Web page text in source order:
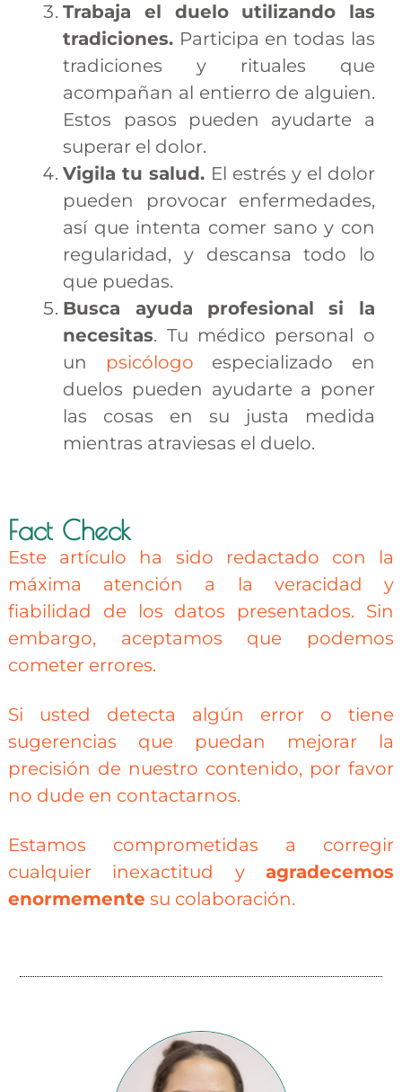
Trabaja el duelo utilizando las
tradiciones. Participa en todas las
tradiciones y rituales que
acompañan al entierro de alguien.
Estos pasos pueden ayudarte a
superar el dolor.
Vigila tu salud. El estrés y el dolor
pueden provocar enfermedades,
así que intenta comer sano y con
regularidad, y descansa todo lo
que puedas.
Busca ayuda profesional si la
necesitas. Tu médico personal o
un
psicólogo especializado en
duelos pueden ayudarte a poner
las cosas en su justa medida
mientras atraviesas el duelo.
Fact Check
Este artículo ha sido redactado con la
máxima atención a la veracidad y
fiabilidad de los datos presentados. Sin
embargo, aceptamos que podemos
cometer errores.
Si usted detecta algún error o tiene
sugerencias que puedan mejorar la
precisión de nuestro contenido, por favor
no dude en contactarnos.
Estamos comprometidas a corregir
cualquier inexactitud yagradecemos
enormemente su colaboración.